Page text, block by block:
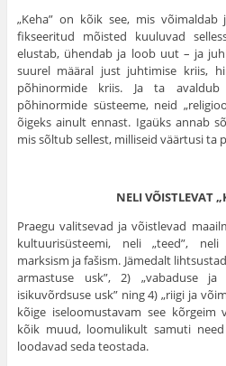
„Keha” on kõik see, mis
fikseeritud mõisted kuuluvad
elustab, ühendab ja loob uut – ja
suurel mää­ral just juhtimise kriis,
põhinormide kriis. Ja ta
põhinormide süsteeme, neid
õigeks ainult ennast. Igaüks annab
mis sõltub sellest, milliseid väärtusi ta
NELI VÕISTLEVAT
Praegu valitsevad ja võistlevad
kultuurisüsteemi, neli „teed”,
marksism ja fašism. Jämedalt
armastuse usk”, 2) „vabaduse
isikuvõrdsuse usk” ning 4) „riigi ja
kõige iseloomustavam see kõrgeim
kõik muud, loomulikult samuti
loodavad seda teostada.